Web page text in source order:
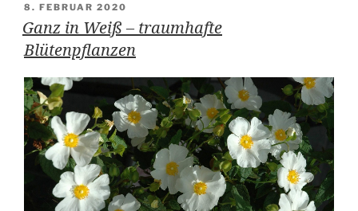
VERÖFFENTLICHT
AM
8. FEBRUAR 2020
Ganz in Weiß – traumhafte
Blütenpflanzen